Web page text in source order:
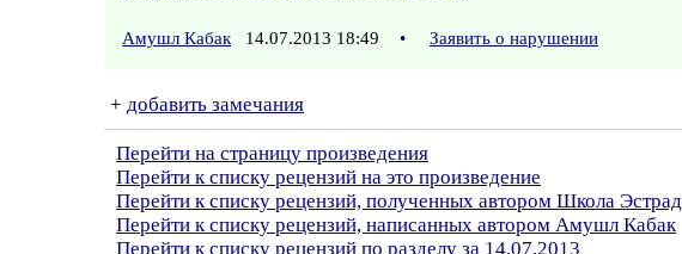
Амушл Кабак 14.07.2013 18:49 • Заявить о нарушении
+ добавить замечания
Перейти на страницу произведения
Перейти к списку рецензий на это произведение
Перейти к списку рецензий, полученных автором Школа
Перейти к списку рецензий, написанных автором Амушл Кабак
Перейти к списку рецензий по разделу за 14.07.2013